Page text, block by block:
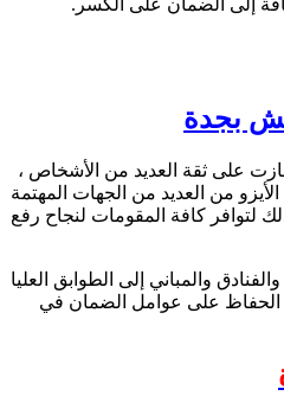
بجدة
على ثقة العديد من الأشخاص ،
من العديد من الجهات المهتمة
لتوافر كافة المقومات لنجاح رفع
والمباني إلى الطوابق العليا
على عوامل الضمان في